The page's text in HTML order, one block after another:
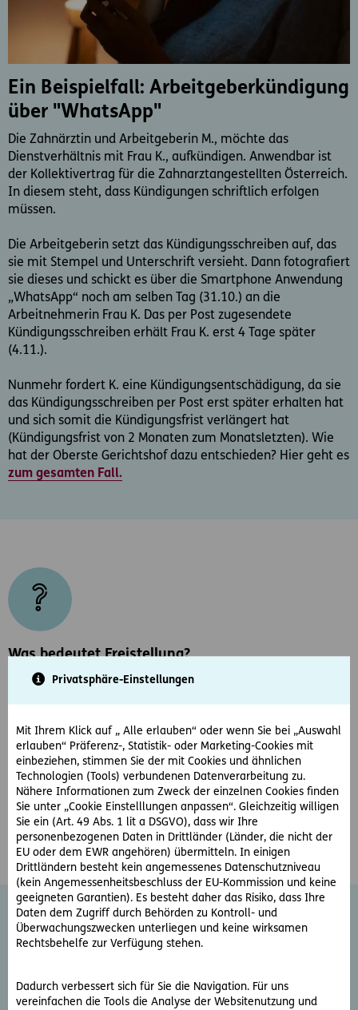
Privatsphäre-Einstellungen
Mit Ihrem Klick auf „ Alle erlauben“ oder wenn Sie bei „Auswahl
erlauben“ Präferenz-, Statistik- oder Marketing-Cookies mit
einbeziehen, stimmen Sie der mit Cookies und ähnlichen
Technologien (Tools) verbundenen Datenverarbeitung zu.
Nähere Informationen zum Zweck der einzelnen Cookies finden
Sie unter „Cookie Einstelllungen anpassen“. Gleichzeitig willigen
Sie ein (Art. 49 Abs. 1 lit a DSGVO), dass wir Ihre
personenbezogenen Daten in Drittländer (Länder, die nicht der
EU oder dem EWR angehören) übermitteln. In einigen
Drittländern besteht kein angemessenes Datenschutzniveau
(kein Angemessenheitsbeschluss der EU-Kommission und keine
geeigneten Garantien). Es besteht daher das Risiko, dass Ihre
Daten dem Zugriff durch Behörden zu Kontroll- und
Überwachungszwecken unterliegen und keine wirksamen
Rechtsbehelfe zur Verfügung stehen.
Dadurch verbessert sich für Sie die Navigation. Für uns
vereinfachen die Tools die Analyse der Websitenutzung und
Ein Beispielfall: Arbeitgeberkündigung
über "WhatsApp"
Die Zahnärztin und Arbeitgeberin M., möchte das
Dienstverhältnis mit Frau K., aufkündigen. Anwendbar ist
der Kollektivertrag für die Zahnarztangestellten Österreich.
In diesem steht, dass Kündigungen schriftlich erfolgen
müssen.
Die Arbeitgeberin setzt das Kündigungsschreiben auf, das
sie mit Stempel und Unterschrift versieht. Dann fotografiert
sie dieses und schickt es über die Smartphone Anwendung
„WhatsApp“ noch am selben Tag (31.10.) an die
Arbeitnehmerin Frau K. Das per Post zugesendete
Kündigungsschreiben erhält Frau K. erst 4 Tage später
(4.11.).
Nunmehr fordert K. eine Kündigungsentschädigung, da sie
das Kündigungsschreiben per Post erst später erhalten hat
und sich somit die Kündigungsfrist verlängert hat
(Kündigungsfrist von 2 Monaten zum Monatsletzten). Wie
hat der Oberste Gerichtshof dazu entschieden? Hier geht es
zum gesamten Fall.
Was bedeutet Freistellung?
Bei einer Dienstfreistellung verzichtet der Arbeitgeber auf
bei Kündigungen erwirkt, in denen die Arbeitnehmer in
Positionen sind, bei der sie mit wichtigen
Geschäftspartnern oder heiklem Informationsmaterial zu
tun haben. Für den Freigestellten ergeben sich keine
Nachteile. Eventuell müssen bereitgestellte Arbeitsmittel
bzw. Home-Office Ausstattung vorzeitig an den Arbeitgeber
zurückgestellt werden.
Jederzeit kündbar